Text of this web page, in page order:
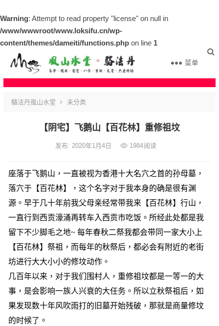
Warning: Attempt to read property "license" on null in
/www/wwwroot/www.loksifu.cn/wp-
content/themes/dameiti/functions.php on line 1
菜单
駱法丹風山水堂 未分类
【阴宅】飞鹅山【百花林】重修祖坟
发布: 2020年1月4日 1984阅读
座落于飞鹅山，一直被视为香港十大名穴之首的孙母墓，
落穴于【百花林】，这个名字对于我本身的确是很有渊
源。早于几十年前我父母亲经常带我来【百花林】行山，
一直行到西贡濠涌再转车入西贡市吃饭。所经此处都是我
留下不少脚毛之地~ 每年春秋二祭我都会带同一家大小上
【百花林】祭祖，而每年的秋祭后，都必会有附近的老街
坊进行大大小小的修坟动作。
几百年以来，对于我们围村人，重修祖坟都是一等一的大
事，是会影响一族人兴衰的大任务。所以立秋祭祖后，如
果发现数十年风吹雨打的旧墓开始残破，那就是商量修坟
的时候了。